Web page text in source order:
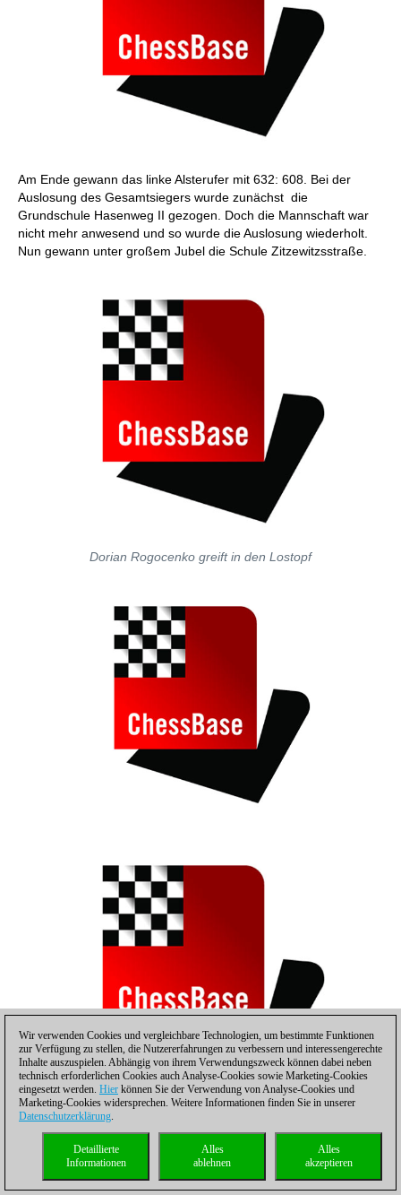
Am Ende gewann das linke Alsterufer mit 632: 608. Bei der
Auslosung des Gesamtsiegers wurde zunächst die
Grundschule Hasenweg II gezogen. Doch die Mannschaft war
nicht mehr anwesend und so wurde die Auslosung wiederholt.
Nun gewann unter großem Jubel die Schule Zitzewitzsstraße.
Dorian Rogocenko greift in den Lostopf
Wir verwenden Cookies und vergleichbare Technologien, um bestimmte Funktionen
zur Verfügung zu stellen, die Nutzererfahrungen zu verbessern und interessengerechte
Inhalte auszuspielen. Abhängig von ihrem Verwendungszweck können dabei neben
technisch erforderlichen Cookies auch Analyse-Cookies sowie Marketing-Cookies
eingesetzt werden. Hier können Sie der Verwendung von Analyse-Cookies und
Marketing-Cookies widersprechen. Weitere Informationen finden Sie in unserer
Datenschutzerklärung.
Alles
akzeptieren
Alles
ablehnen
Detaillierte
Informationen